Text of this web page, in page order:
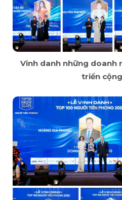
Vinh danh những doanh
triển